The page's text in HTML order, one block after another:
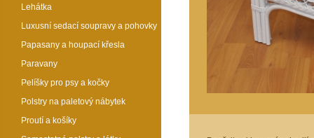
Lehátka
Luxusní sedací soupravy a pohovky
Papasany a houpací křesla
Paravany
Pelíšky pro psy a kočky
Polstry na paletový nábytek
Proutí a košíky